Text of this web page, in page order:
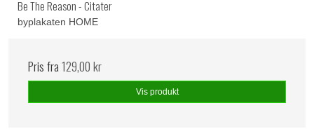
Be The Reason - Citater
byplakaten HOME
Pris fra129,00 kr
Vis produkt